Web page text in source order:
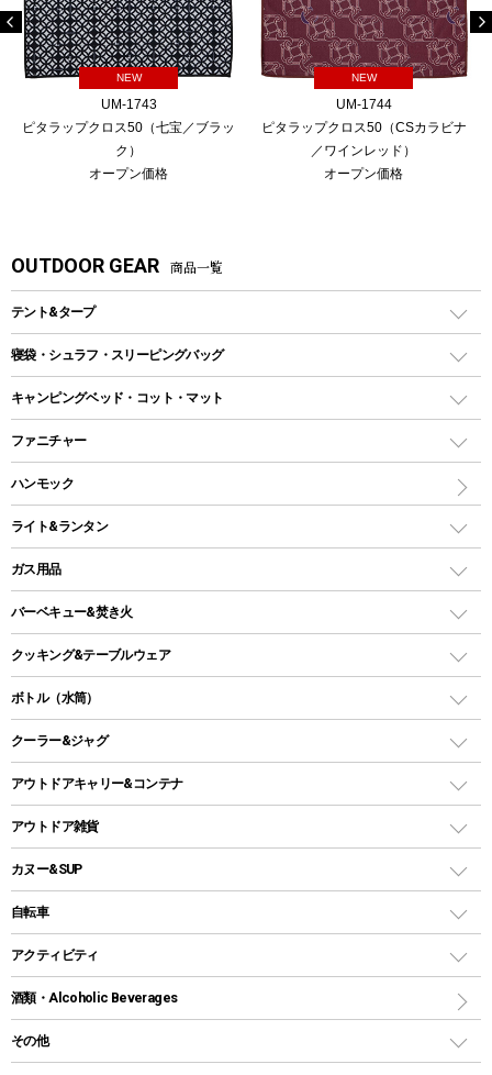
NEW
UM-1743
ピタラップクロス50（七宝／ブラッ
ク）
オープン価格
NEW
UM-1744
ピタラップクロス50（CSカラビナ
／ワインレッド）
オープン価格
OUTDOOR GEAR 商品一覧
テント&タープ
テント
ツールームテント
ワンポールテント
シェルターテント
ロッジ型・オリジナルテント
タープ
スクエアタープ（レクタタープ）
メッシュタープ
自立式タープ
パラソル
テントアクセサリー
ペグ
グランドシート
ガイドロープ
ツール
寝袋・シュラフ・スリーピングバッグ
レクタングラー型（封筒型）シュラフ
インナーシュラフ
キャンピングベッド・コット・マット
キャンピングベッド・コット
インフレータブルマット
ファニチャー
アウトドアテーブル
レジャーシート
ハンモック
ライト&ランタン
LEDランタン
ガスランタン
オイルランタン
LEDライト
ヘッドライト
キャンドル
ガス用品
ガスバーナー
ガス缶
ガストーチ、ライター
バーベキュー&焚き火
バーベキューコンロ、グリル
焚き火台タイプ（ロースタイル）グリル
卓上タイプグリル
パーティータイプグリル
鉄板、アミ
焚き火台&ストーブ
火起こし
バーベキューツール
クッキング&テーブルウェア
ダッチオーブン
ホットサンドメーカー
クッカーセット
シェラカップ
クッキングツール
ナイフ
カトラリー
ボトル（水筒）
ステンレスボトル
コップ付きタイプ
ワンタッチタイプ
プラスチックボトル
ディズニーボトル
クーラー&ジャグ
クーラーボックス
クーラーバッグ
ウォータージャグ
保冷剤
アウトドアキャリー&コンテナ
アウトドアキャリー
アウトドア雑貨
バックパック&バッグ
リュック、バックパック
トートバッグ、サコッシュ
ショッピングキャリー
その他アウトドア雑貨
カヌー&SUP
インフレータブル
カヤック
パドル
自転車
折りたたみ自転車
スポーツサイクル
シティサイクル
アクティビティ
マリン
ラッシュガード
酒類・Alcoholic Beverages
その他